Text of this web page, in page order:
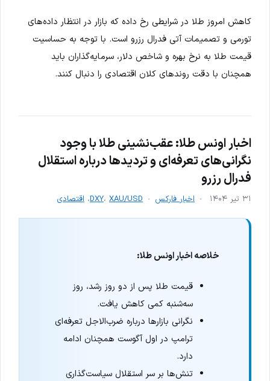
کاهش امروز طلا در شرایطی رخ داده که بازار در انتظار داده‌های
تورمی و تصمیمات آتی فدرال رزرو است. با توجه به حساسیت
قیمت طلا به نرخ بهره و شاخص دلار، سرمایه‌گذاران باید
همچنان با دقت روندهای کلان اقتصادی را دنبال کنند.
اخبار اونس طلا: عقب‌نشینی طلا با وجود
نگرانی‌های تعرفه‌ای و تردیدها درباره استقلال
فدرال رزرو
۳۱ تیر ۱۴۰۴ اخبار فارکس DXY، XAU/USD ، اقتصادی
خلاصه اخبار اونس طلا:
قیمت طلا پس از دو روز رشد، روز
سه‌شنبه کمی کاهش یافت.
نگرانی بازارها درباره ضرب‌الاجل تعرفه‌ای
ترامپ در اول آگوست همچنان ادامه
دارد.
تنش‌ها بر سر استقلال سیاست‌گذاری